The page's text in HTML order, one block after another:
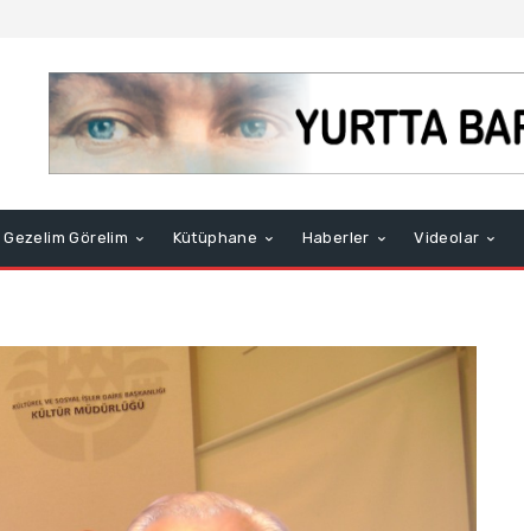
Gezelim Görelim Kütüphane Haberler Videolar